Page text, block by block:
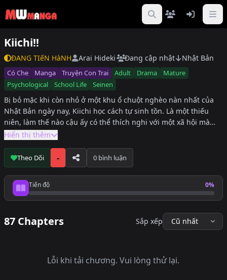
Kiichi!!
ĐANG TIếN HàNH Arai Hideki Đang cập nhật Nhật Bản
Có Che Manga Truyện Con Trai Adult Drama
Mature
Psychological
School Life Seinen
Bị bỏ mặc khi còn nhỏ ở một khu ổ chuột nghèo nàn nhất của
Nhật Bản ngày nay, Kiichi học cách tự sinh tồn. Là một thiếu
niên, làm thế nào cậu ấy có thể thích nghi với một xã hội mà
cậu đã bác bỏ các quy tắc? Trừ khi cậu ấy tạo ra các quy tắc của
chính trực, một mình chống lại sự bất công của thế giới và trở
thành một nhân vật không thể nào quên.
Hiển thị thêm
Theo Dõi - 0 bình luận
Tiến độ 0%
Tiến độ đọc
87 Chapters Sắp xếp
Lỗi khi tải chương. Vui lòng thử lại.